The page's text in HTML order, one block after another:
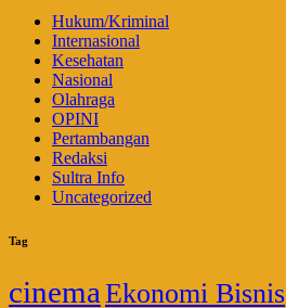
Hukum/Kriminal
Internasional
Kesehatan
Nasional
Olahraga
OPINI
Pertambangan
Redaksi
Sultra Info
Uncategorized
Tag
cinema Ekonomi Bisnis